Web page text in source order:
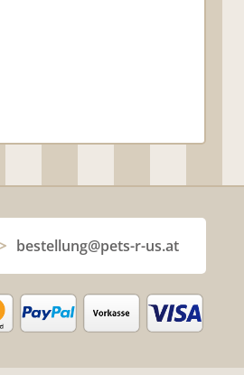
bestellung@pets-r-us.at